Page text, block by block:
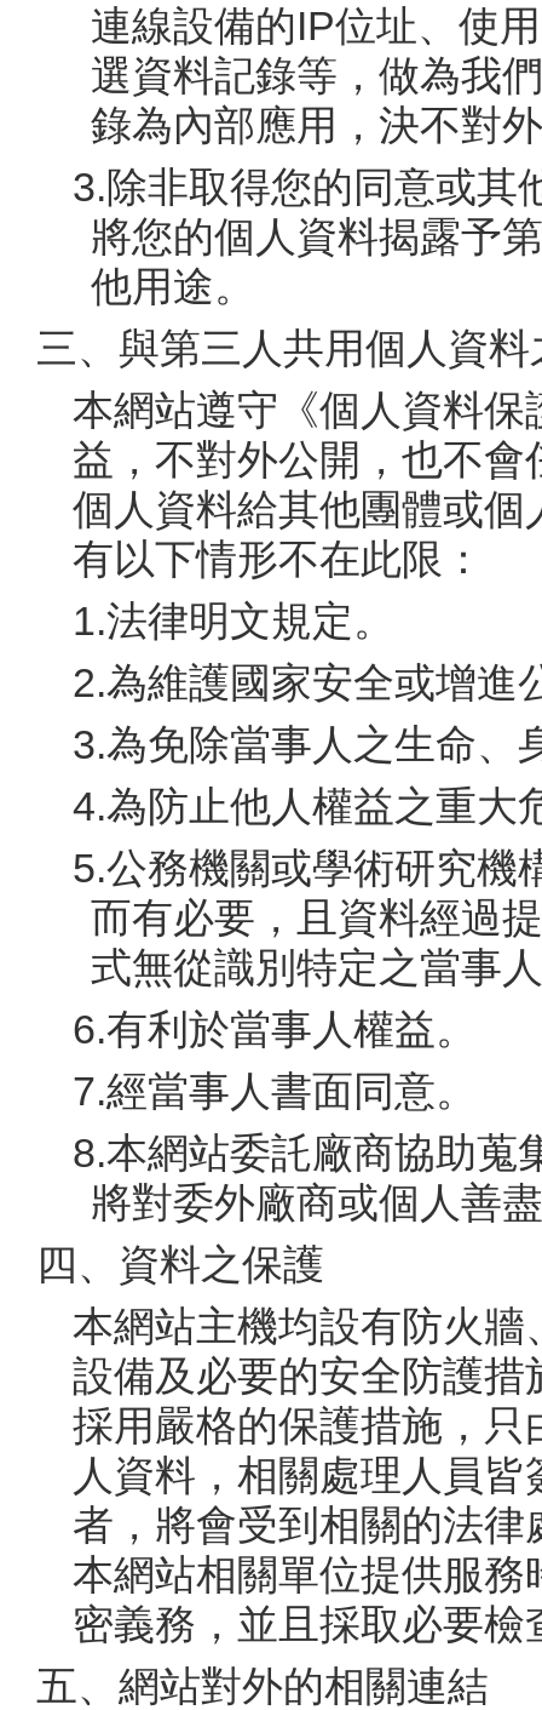
連線設備的IP位址、使
選資料記錄等，做為我
錄為內部應用，決不對
3.除非取得您的同意或其
將您的個人資料揭露予
他用途。
三、與第三人共用個人資料
本網站遵守《個人資料
益，不對外公開，也不
個人資料給其他團體或
有以下情形不在此限：
1.法律明文規定。
2.為維護國家安全或增進
3.為免除當事人之生命、
4.為防止他人權益之重大
5.公務機關或學術研究機
而有必要，且資料經過
式無從識別特定之當事
6.有利於當事人權益。
7.經當事人書面同意。
8.本網站委託廠商協助蒐
將對委外廠商或個人善
四、資料之保護
本網站主機均設有防火
設備及必要的安全防護
採用嚴格的保護措施，
人資料，相關處理人員
者，將會受到相關的法
本網站相關單位提供服
密義務，並且採取必要
五、網站對外的相關連結